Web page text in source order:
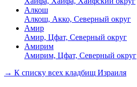
Алкош
Алкош, Акко, Северный округ
Амир
Амир, Цфат, Северный округ
Амирим
Амирим, Цфат, Северный округ
→ К списку всех кладбищ Израиля